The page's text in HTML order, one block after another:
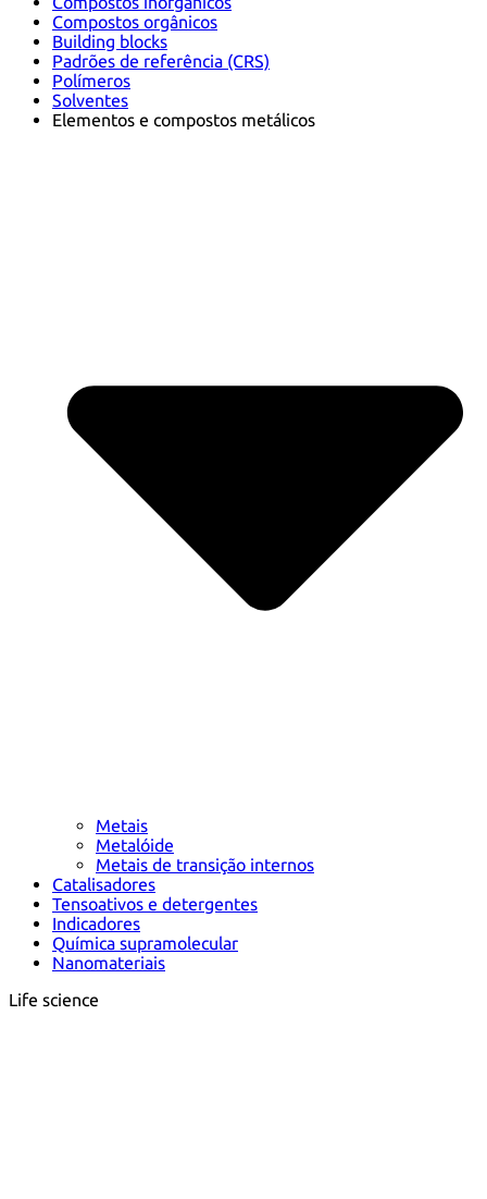
Compostos orgânicos
Building blocks
Padrões de referência (CRS)
Polímeros
Solventes
Elementos e compostos metálicos
Metais
Metalóide
Metais de transição internos
Catalisadores
Tensoativos e detergentes
Indicadores
Química supramolecular
Nanomateriais
Life science